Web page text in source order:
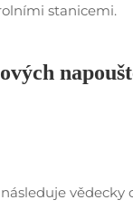
stanicemi.
vědecky